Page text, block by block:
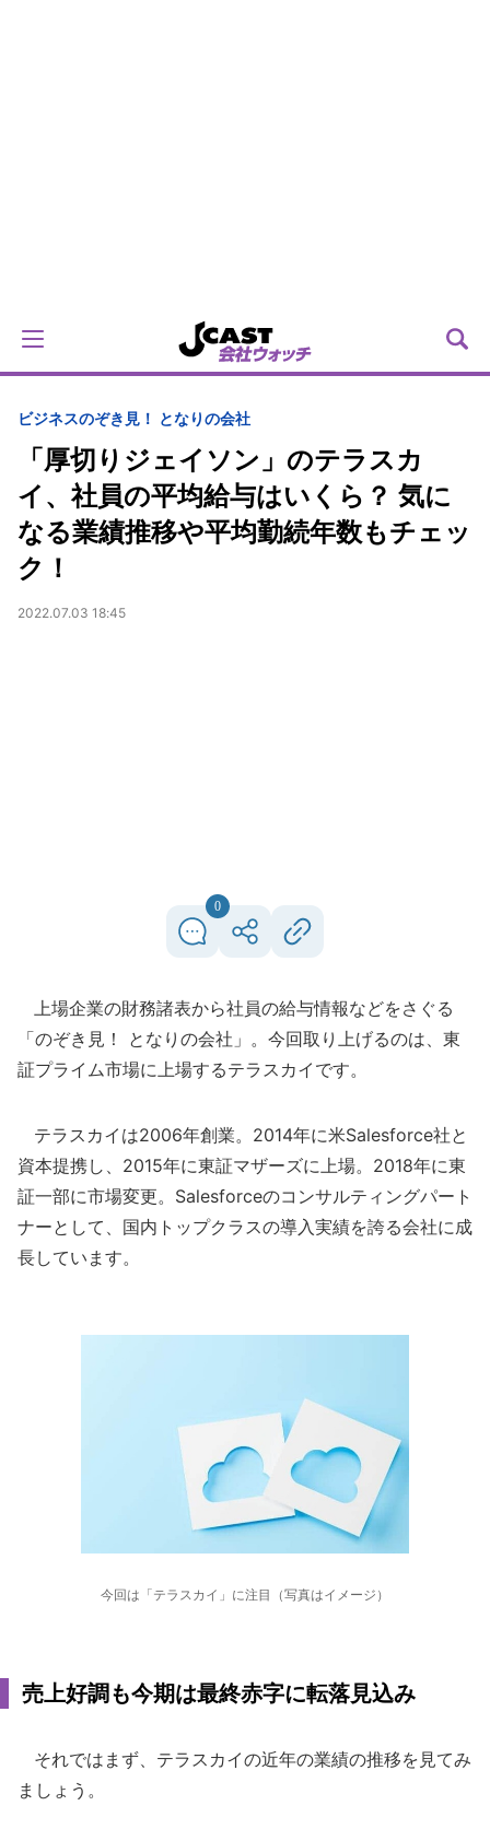
ビジネスのぞき見！ となりの会社
「厚切りジェイソン」のテラスカ
イ、社員の平均給与はいくら？ 気に
なる業績推移や平均勤続年数もチェッ
ク！
2022.07.03 18:45
0
上場企業の財務諸表から社員の給与情報などをさぐる
「のぞき見！ となりの会社」。今回取り上げるのは、東
証プライム市場に上場するテラスカイです。
テラスカイは2006年創業。2014年に米Salesforce社と
資本提携し、2015年に東証マザーズに上場。2018年に東
証一部に市場変更。Salesforceのコンサルティングパート
ナーとして、国内トップクラスの導入実績を誇る会社に成
長しています。
今回は「テラスカイ」に注目（写真はイメージ）
売上好調も今期は最終赤字に転落見込み
それではまず、テラスカイの近年の業績の推移を見てみ
ましょう。